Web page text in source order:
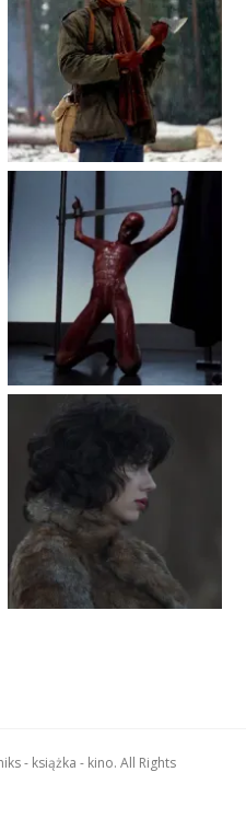
- książka - kino. All Rights